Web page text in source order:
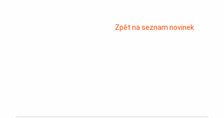
Zpět na seznam novinek